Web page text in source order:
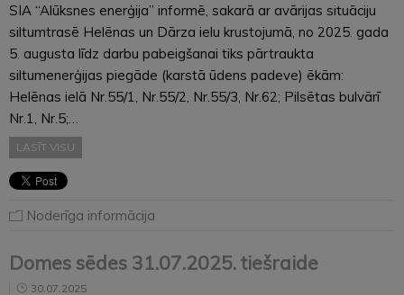
SIA “Alūksnes enerģija” informē, sakarā ar avārijas situāciju
siltumtrasē Helēnas un Dārza ielu krustojumā, no 2025. gada
5. augusta līdz darbu pabeigšanai tiks pārtraukta
siltumenerģijas piegāde (karstā ūdens padeve) ēkām:
Helēnas ielā Nr.55/1, Nr.55/2, Nr.55/3, Nr.62; Pilsētas bulvārī
Nr.1, Nr.5;…
LASĪT VISU
Noderīga informācija
Domes sēdes 31.07.2025. tiešraide
30.07.2025